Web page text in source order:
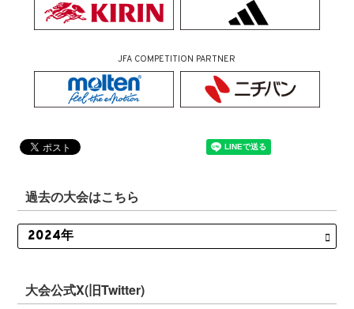
JFA COMPETITION PARTNER
過去の大会はこちら
大会公式X(旧Twitter)